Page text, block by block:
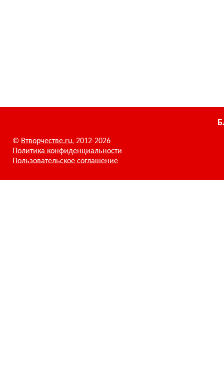
© Втворчестве.ru, 2012-2026
Политика конфиденциальности
Пользовательское соглашение